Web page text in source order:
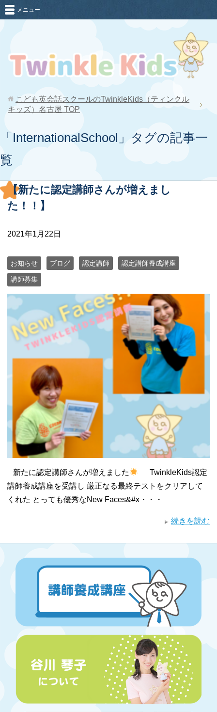
メニュー
こども英会話スクールのTwinkleKids（ティンクル
キッズ）名古屋 TOP
「InternationalSchool」タグの記事一
覧
【新たに認定講師さんが増えまし
た！！】
2021年1月22日
お知らせ ブログ 認定講師 認定講師養成講座
講師募集
新たに認定講師さんが増えました
TwinkleKids認定
講師養成講座を受講し 厳正なる最終テストをクリアして
くれた とっても優秀なNew Faces&#x・・・
続きを読む